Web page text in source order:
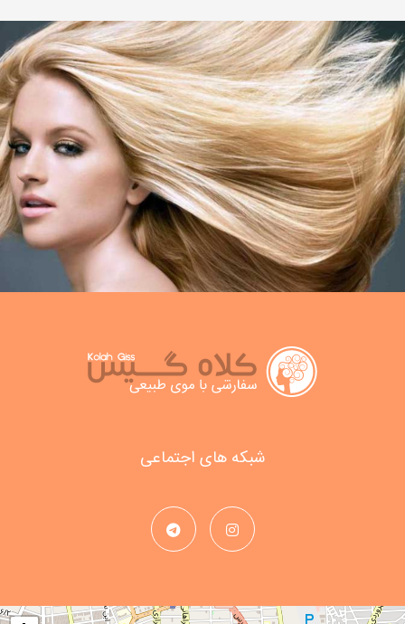
شبکه های اجتماعی